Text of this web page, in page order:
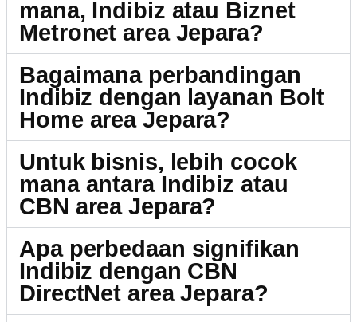
mana, Indibiz atau Biznet
Metronet area Jepara?
Bagaimana perbandingan
Indibiz dengan layanan Bolt
Home area Jepara?
Untuk bisnis, lebih cocok
mana antara Indibiz atau
CBN area Jepara?
Apa perbedaan signifikan
Indibiz dengan CBN
DirectNet area Jepara?